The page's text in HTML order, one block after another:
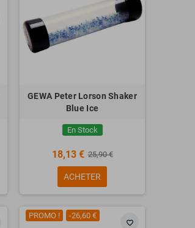
GEWA Peter Lorson Shaker
Blue Ice
En Stock
18,13 € 25,90 €
ACHETER
favorite_border
PROMO ! -26,60 €